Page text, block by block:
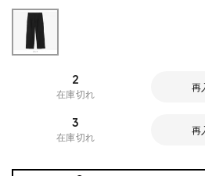
2
在庫切れ
再
3
在庫切れ
再